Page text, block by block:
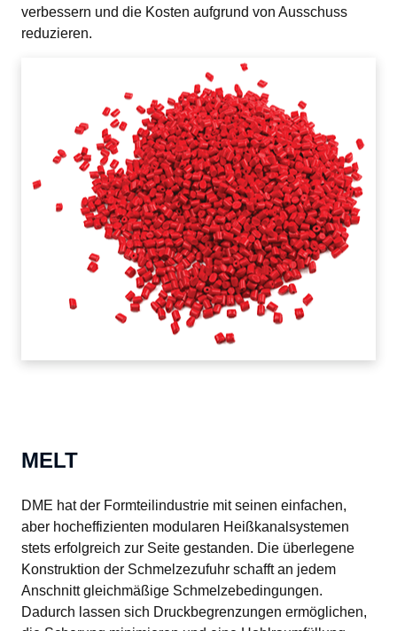
verbessern und die Kosten aufgrund von Ausschuss
reduzieren.
MELT
DME hat der Formteilindustrie mit seinen einfachen,
aber hocheffizienten modularen Heißkanalsystemen
stets erfolgreich zur Seite gestanden. Die überlegene
Konstruktion der Schmelzezufuhr schafft an jedem
Anschnitt gleichmäßige Schmelzebedingungen.
Dadurch lassen sich Druckbegrenzungen ermöglichen,